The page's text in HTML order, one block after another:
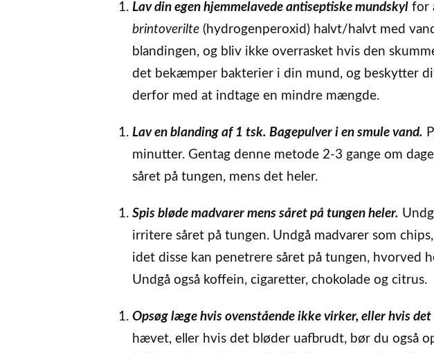
Lav din egen hjemmelavede antiseptiske mundskylfor
brintoverilte(hydrogenperoxid) halvt/halvt med
blandingen, og bliv ikke overrasket hvis den
det bekæmper bakterier i din mund, og beskytter
derfor med at indtage en mindre mængde.
Lav en blanding af 1 tsk. Bagepulver i en smule vand.
minutter. Gentag denne metode 2-3 gange om
såret på tungen, mens det heler.
Spis bløde madvarer mens såret på tungen heler.
irritere såret på tungen. Undgå madvarer som
idet disse kan penetrere såret på tungen, hvorved
Undgå også koffein, cigaretter, chokolade og citrus.
Opsøg læge hvis ovenstående ikke virker, eller hvis
hævet, eller hvis det bløder uafbrudt, bør du også